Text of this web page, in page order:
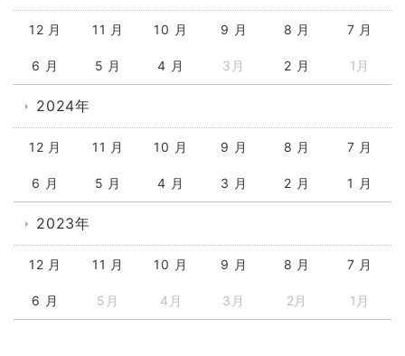
12 月 11 月 10 月 9 月 8 月 7 月
6 月 5 月 4 月 3月 2 月 1月
2024年
12 月 11 月 10 月 9 月 8 月 7 月
6 月 5 月 4 月 3 月 2 月 1 月
2023年
12 月 11 月 10 月 9 月 8 月 7 月
6 月 5月 4月 3月 2月 1月